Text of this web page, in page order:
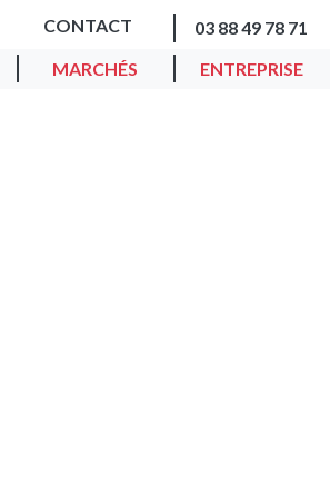
CONTACT
03 88 49 78 71
MARCHÉS ENTREPRISE